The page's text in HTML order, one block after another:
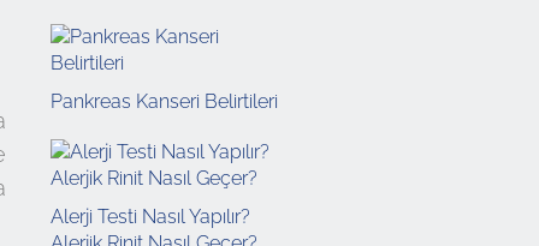
Pankreas Kanseri Belirtileri
Alerji Testi Nasıl Yapılır?